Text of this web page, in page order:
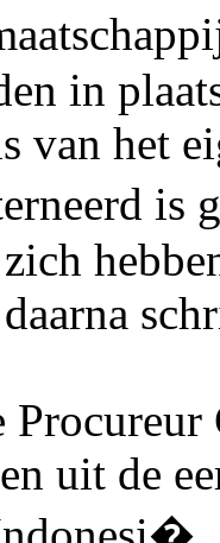
in
van het
is
uit de